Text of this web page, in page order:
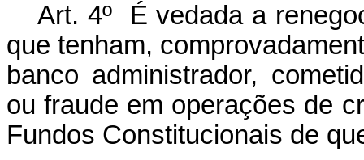
Art. 4º É vedada a
que tenham,
banco administrador,
ou fraude em operações de
Fundos Constitucionais de